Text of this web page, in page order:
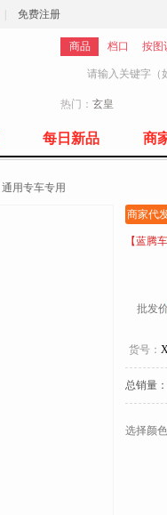
免费注册
商品 档口 按图
热门： 玄皇
每日新品 商
通用专车专用
商家代
【蓝腾
批发
货号：
总销量：
选择颜